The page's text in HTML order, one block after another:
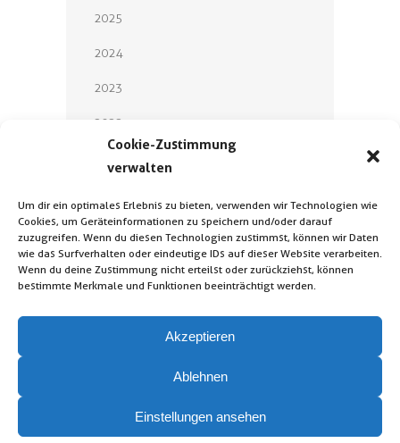
Cookie-Zustimmung
verwalten
Um dir ein optimales Erlebnis zu bieten, verwenden wir Technologien wie
Cookies, um Geräteinformationen zu speichern und/oder darauf
zuzugreifen. Wenn du diesen Technologien zustimmst, können wir Daten
wie das Surfverhalten oder eindeutige IDs auf dieser Website verarbeiten.
Wenn du deine Zustimmung nicht erteilst oder zurückziehst, können
bestimmte Merkmale und Funktionen beeinträchtigt werden.
Akzeptieren
Ablehnen
Einstellungen ansehen
2025
2024
2023
2022
2019
2018